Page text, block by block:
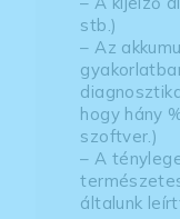
stb.)
– Az
hogy hány
szoftver.)
– A
általunk